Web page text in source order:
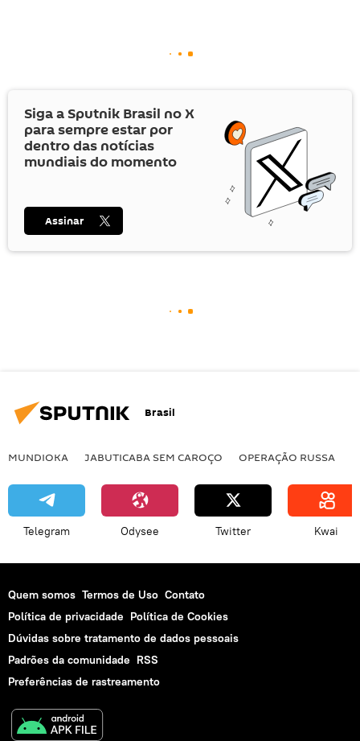
Siga a Sputnik Brasil noX
para sempre estar por
dentro das notícias
mundiais do momento
Assinar
Brasil
MUNDIOKA JABUTICABA SEM CAROÇO OPERAÇÃO RUSSA
Telegram Odysee Twitter Kwai
Quem somos Termos de Uso Contato
Política de privacidade Política de Cookies
Dúvidas sobre tratamento de dados pessoais
Padrões da comunidade RSS
Preferências de rastreamento